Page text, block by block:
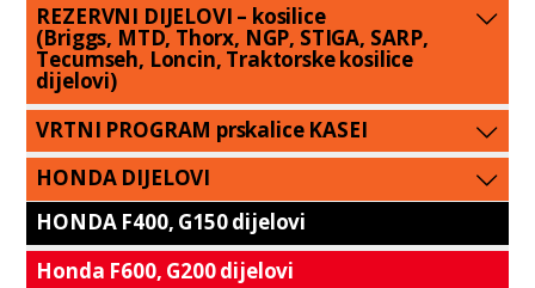
REZERVNI DIJELOVI – kosilice
(Briggs, MTD, Thorx, NGP, STIGA, SARP,
Tecumseh, Loncin, Traktorske kosilice
dijelovi)
VRTNI PROGRAM prskalice KASEI
HONDA DIJELOVI
HONDA F400, G150 dijelovi
Honda F600, G200 dijelovi